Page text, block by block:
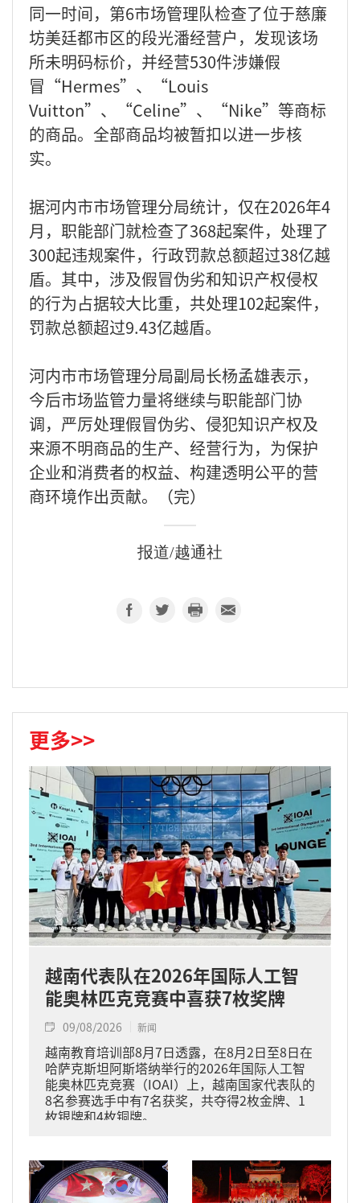
同一时间，第6市场管理队检查了位于慈廉
坊美廷都市区的段光潘经营户，发现该场
所未明码标价，并经营530件涉嫌假
冒“Hermes”、“Louis
Vuitton”、“Celine”、“Nike”等商标
的商品。全部商品均被暂扣以进一步核
实。
据河内市市场管理分局统计，仅在2026年4
月，职能部门就检查了368起案件，处理了
300起违规案件，行政罚款总额超过38亿越
盾。其中，涉及假冒伪劣和知识产权侵权
的行为占据较大比重，共处理102起案件，
罚款总额超过9.43亿越盾。
河内市市场管理分局副局长杨孟雄表示，
今后市场监管力量将继续与职能部门协
调，严厉处理假冒伪劣、侵犯知识产权及
来源不明商品的生产、经营行为，为保护
企业和消费者的权益、构建透明公平的营
商环境作出贡献。（完）
报道/越通社
更多>>
越南代表队在2026年国际人工智
能奥林匹克竞赛中喜获7枚奖牌
09/08/2026 新闻
越南教育培训部8月7日透露，在8月2日至8日在
哈萨克斯坦阿斯塔纳举行的2026年国际人工智
能奥林匹克竞赛（IOAI）上，越南国家代表队的
8名参赛选手中有7名获奖，共夺得2枚金牌、1
枚银牌和4枚铜牌。